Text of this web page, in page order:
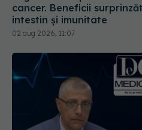
cancer. Beneficii
intestin și imunitate
02 aug 2026, 11:07